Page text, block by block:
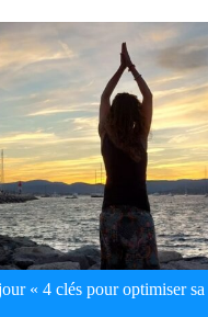
« 4 clés pour optimiser sa